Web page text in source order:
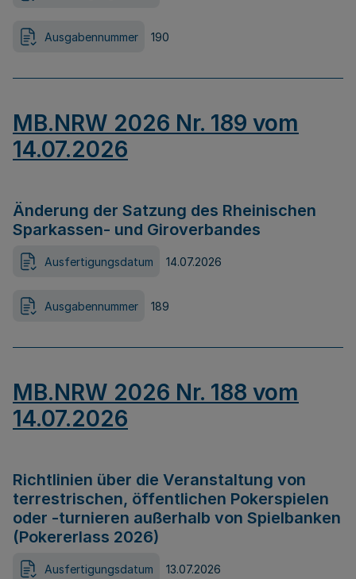
Ausgabennummer 190
MB.NRW 2026 Nr. 189 vom
14.07.2026
Änderung der Satzung des Rheinischen
Sparkassen- und Giroverbandes
Ausfertigungsdatum 14.07.2026
Ausgabennummer 189
MB.NRW 2026 Nr. 188 vom
14.07.2026
Richtlinien über die Veranstaltung von
terrestrischen, öffentlichen Pokerspielen
oder -turnieren außerhalb von Spielbanken
(Pokererlass 2026)
Ausfertigungsdatum 13.07.2026